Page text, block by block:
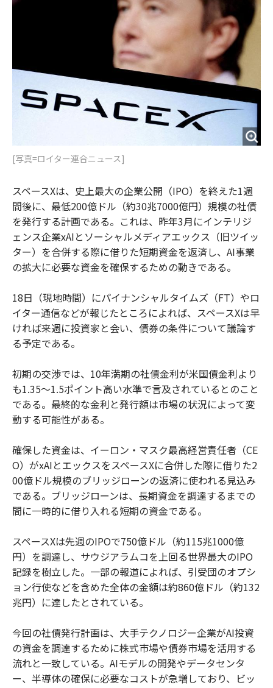
[写真=ロイター連合ニュース]
スペースXは、史上最大の企業公開（IPO）を終えた1週
間後に、最低200億ドル（約30兆7000億円）規模の社債
を発行する計画である。これは、昨年3月にインテリジ
ェンス企業xAIとソーシャルメディアエックス（旧ツイッ
ター）を合併する際に借りた短期資金を返済し、AI事業
の拡大に必要な資金を確保するための動きである。
18日（現地時間）にパイナンシャルタイムズ（FT）やロ
イター通信などが報じたところによれば、スペースXは早
ければ来週に投資家と会い、債券の条件について議論す
る予定である。
初期の交渉では、10年満期の社債金利が米国債金利より
も1.35〜1.5ポイント高い水準で言及されているとのこと
である。最終的な金利と発行額は市場の状況によって変
動する可能性がある。
確保した資金は、イーロン・マスク最高経営責任者（CE
O）がxAIとエックスをスペースXに合併した際に借りた2
00億ドル規模のブリッジローンの返済に使われる見込み
である。ブリッジローンは、長期資金を調達するまでの
間に一時的に借り入れる短期の資金である。
スペースXは先週のIPOで750億ドル（約115兆1000億
円）を調達し、サウジアラムコを上回る世界最大のIPO
記録を樹立した。一部の報道によれば、引受団のオプシ
ョン行使などを含めた全体の金額は約860億ドル（約132
兆円）に達したとされている。
今回の社債発行計画は、大手テクノロジー企業がAI投資
の資金を調達するために株式市場や債券市場を活用する
流れと一致している。AIモデルの開発やデータセンタ
ー、半導体の確保に必要なコストが急増しており、ビッ